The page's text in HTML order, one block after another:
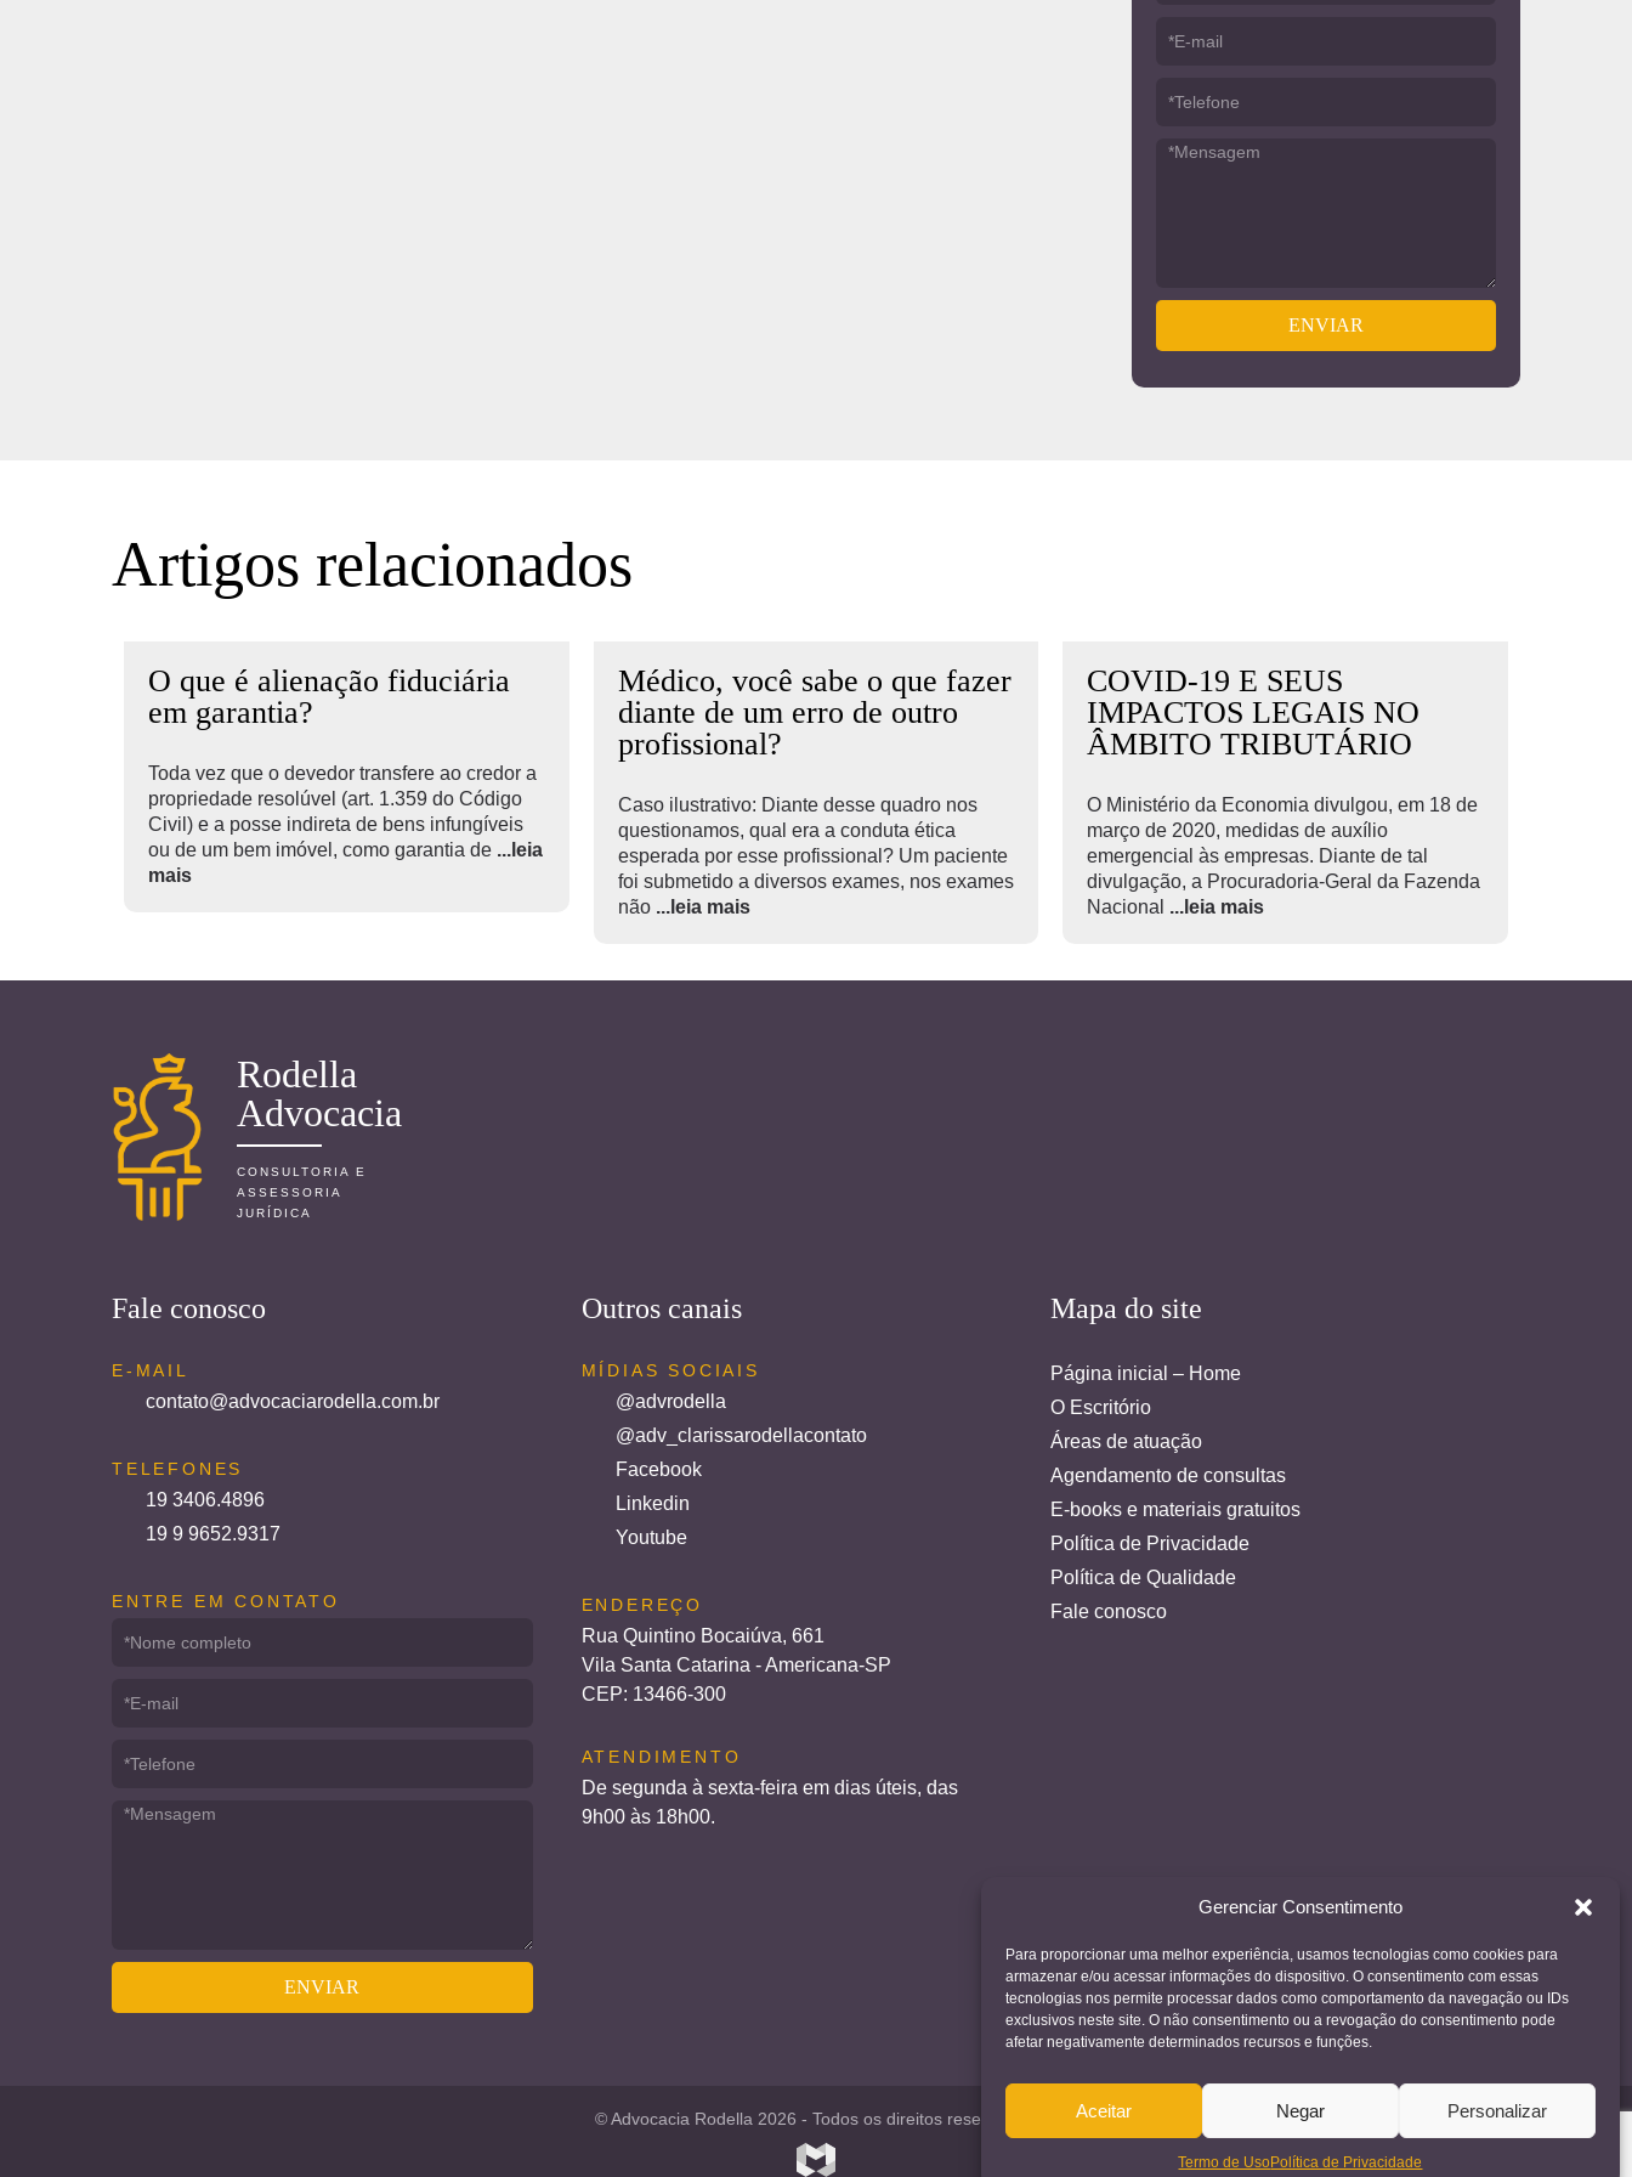
Gerenciar Consentimento
Para proporcionar uma melhor experiência, usamos tecnologias como cookies para
armazenar e/ou acessar informações do dispositivo. O consentimento com essas
tecnologias nos permite processar dados como comportamento da navegação ou IDs
exclusivos neste site. O não consentimento ou a revogação do consentimento pode
afetar negativamente determinados recursos e funções.
Aceitar Negar Personalizar
Termo de Uso Política de Privacidade
Artigos relacionados
O que é alienação fiduciária
em garantia?
Toda vez que o devedor transfere ao credor a
propriedade resolúvel (art. 1.359 do Código
Civil) e a posse indireta de bens infungíveis
ou de um bem imóvel, como garantia de ...leia
mais
Médico, você sabe o que fazer
diante de um erro de outro
profissional?
Caso ilustrativo: Diante desse quadro nos
questionamos, qual era a conduta ética
esperada por esse profissional? Um paciente
foi submetido a diversos exames, nos exames
não ...leia mais
COVID-19 E SEUS
IMPACTOS LEGAIS NO
ÂMBITO TRIBUTÁRIO
O Ministério da Economia divulgou, em 18 de
março de 2020, medidas de auxílio
emergencial às empresas. Diante de tal
divulgação, a Procuradoria-Geral da Fazenda
Nacional ...leia mais
Rodella
Advocacia
CONSULTORIA E
ASSESSORIA
JURÍDICA
Fale conosco
E-MAIL
contato@advocaciarodella.com.br
TELEFONES
19 3406.4896
19 9 9652.9317
ENTRE EM CONTATO
Outros canais
MÍDIAS SOCIAIS
@advrodella
@adv_clarissarodellacontato
Facebook
Linkedin
Youtube
ENDEREÇO
Rua Quintino Bocaiúva, 661
Vila Santa Catarina - Americana-SP
CEP: 13466-300
ATENDIMENTO
De segunda à sexta-feira em dias úteis, das
9h00 às 18h00.
Mapa do site
Página inicial – Home
O Escritório
Áreas de atuação
Agendamento de consultas
E-books e materiais gratuitos
Política de Privacidade
Política de Qualidade
Fale conosco
© Advocacia Rodella 2026 - Todos os direitos reservados.